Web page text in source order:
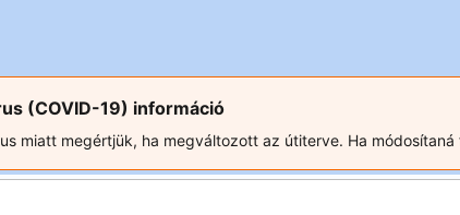
(COVID-19) információ
miatt megértjük, ha megváltozott az útiterve. Ha